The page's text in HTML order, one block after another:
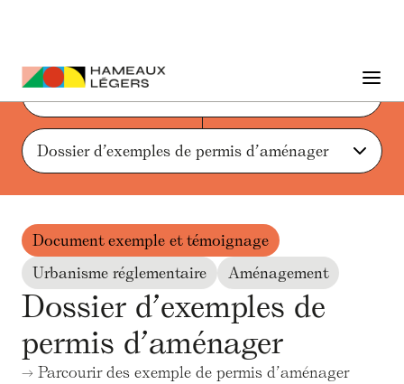
Dossier d’exemples de permis d’aménager
Document exemple et témoignage
Urbanisme réglementaire
Aménagement
Dossier d’exemples de
permis d’aménager
→ Parcourir des exemple de permis d’aménager